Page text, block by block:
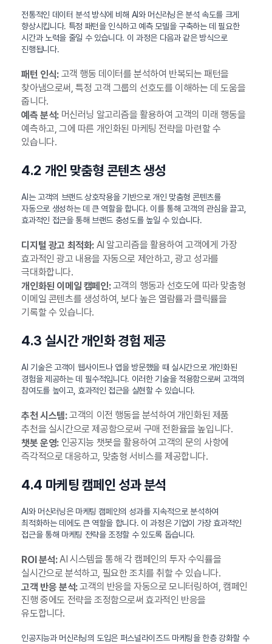
전통적인 데이터 분석 방식에 비해 AI와 머신러닝은 분석 속도를 크게
향상시킵니다. 특정 패턴을 인식하고 예측 모델을 구축하는 데 필요한
시간과 노력을 줄일 수 있습니다. 이 과정은 다음과 같은 방식으로
진행됩니다.
패턴 인식:고객 행동 데이터를 분석하여 반복되는 패턴을
찾아냄으로써, 특정 고객 그룹의 선호도를 이해하는 데 도움을
줍니다.
예측 분석:머신러닝 알고리즘을 활용하여 고객의 미래 행동을
예측하고, 그에 따른 개인화된 마케팅 전략을 마련할 수
있습니다.
4.2 개인 맞춤형 콘텐츠 생성
AI는 고객의 브랜드 상호작용을 기반으로 개인 맞춤형 콘텐츠를
자동으로 생성하는 데 큰 역할을 합니다. 이를 통해 고객의 관심을 끌고,
효과적인 접근을 통해 브랜드 충성도를 높일 수 있습니다.
디지털 광고 최적화:AI 알고리즘을 활용하여 고객에게 가장
효과적인 광고 내용을 자동으로 제안하고, 광고 성과를
극대화합니다.
개인화된 이메일 캠페인:고객의 행동과 선호도에 따라 맞춤형
이메일 콘텐츠를 생성하여, 보다 높은 열람률과 클릭률을
기록할 수 있습니다.
4.3 실시간 개인화 경험 제공
AI 기술은 고객이 웹사이트나 앱을 방문했을 때 실시간으로 개인화된
경험을 제공하는 데 필수적입니다. 이러한 기술을 적용함으로써 고객의
참여도를 높이고, 효과적인 접근을 실현할 수 있습니다.
추천 시스템:고객의 이전 행동을 분석하여 개인화된 제품
추천을 실시간으로 제공함으로써 구매 전환율을 높입니다.
챗봇 운영:인공지능 챗봇을 활용하여 고객의 문의 사항에
즉각적으로 대응하고, 맞춤형 서비스를 제공합니다.
4.4 마케팅 캠페인 성과 분석
AI와 머신러닝은 마케팅 캠페인의 성과를 지속적으로 분석하여
최적화하는 데에도 큰 역할을 합니다. 이 과정은 기업이 가장 효과적인
접근을 통해 마케팅 전략을 조정할 수 있도록 돕습니다.
ROI 분석:AI 시스템을 통해 각 캠페인의 투자 수익률을
실시간으로 분석하고, 필요한 조치를 취할 수 있습니다.
고객 반응 분석:고객의 반응을 자동으로 모니터링하여, 캠페인
진행 중에도 전략을 조정함으로써 효과적인 반응을
유도합니다.
인공지능과 머신러닝의 도입은 퍼스널라이즈드 마케팅을 한층 강화할 수